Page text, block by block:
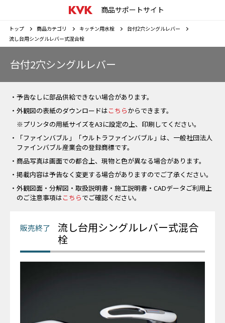
商品サポートサイト
トップ 商品カテゴリ キッチン用水栓
台付2穴シングルレバー
流し台用シングルレバー式混合栓
台付2穴シングルレバー
・予告なしに部品供給できない場合があります。
・外観図の表紙のダウンロードはこちらからできます。
※プリンタの用紙サイズをA3に設定の上、印刷してください。
・「ファインバブル」「ウルトラファインバブル」は、一般社団法人
ファインバブル産業会の登録商標です。
・商品写真は画面での都合上、現物と色が異なる場合があります。
・掲載内容は予告なく変更する場合がありますのでご了承ください。
・外観図面・分解図・取扱説明書・施工説明書・CADデータご利用上
のご注意事項はこちらでご確認ください。
流し台用シングルレバー式混合
栓